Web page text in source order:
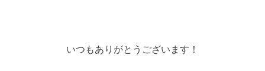
いつもありがとうございます！